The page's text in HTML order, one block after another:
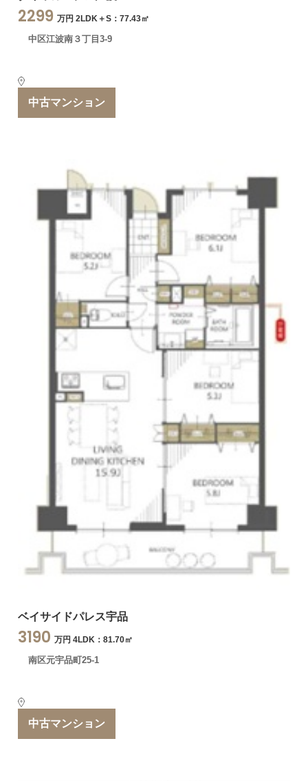
2299 万円 2LDK＋S：77.43㎡
中区江波南３丁目3-9
中古マンション
ベイサイドパレス宇品
3190 万円 4LDK：81.70㎡
南区元宇品町25-1
中古マンション